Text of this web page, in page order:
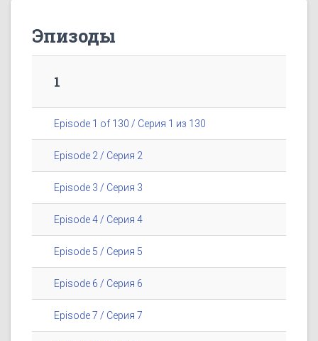
Эпизоды
1
Episode 1 of 130 / Серия 1 из 130
Episode 2 / Серия 2
Episode 3 / Серия 3
Episode 4 / Серия 4
Episode 5 / Серия 5
Episode 6 / Серия 6
Episode 7 / Серия 7